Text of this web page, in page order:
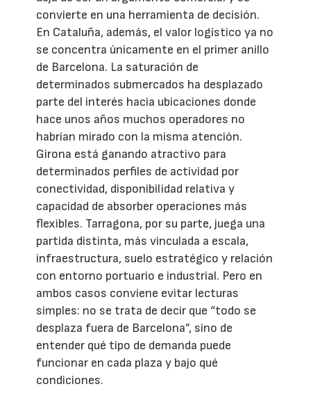
convierte en una herramienta de decisión.
En Cataluña, además, el valor logístico ya no
se concentra únicamente en el primer anillo
de Barcelona. La saturación de
determinados submercados ha desplazado
parte del interés hacia ubicaciones donde
hace unos años muchos operadores no
habrían mirado con la misma atención.
Girona está ganando atractivo para
determinados perfiles de actividad por
conectividad, disponibilidad relativa y
capacidad de absorber operaciones más
flexibles. Tarragona, por su parte, juega una
partida distinta, más vinculada a escala,
infraestructura, suelo estratégico y relación
con entorno portuario e industrial. Pero en
ambos casos conviene evitar lecturas
simples: no se trata de decir que “todo se
desplaza fuera de Barcelona”, sino de
entender qué tipo de demanda puede
funcionar en cada plaza y bajo qué
condiciones.